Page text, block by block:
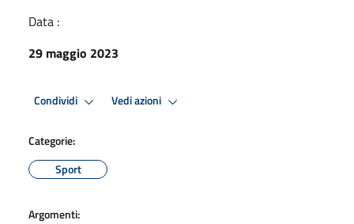
Data :
29 maggio 2023
Condividi Vedi azioni
Categorie:
Sport
Argomenti: